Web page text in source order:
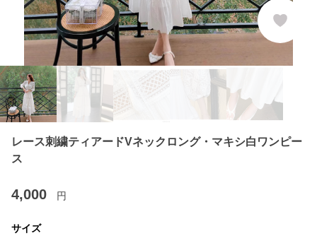
レース刺繍ティアードVネックロング・マキシ白ワンピー
ス
4,000 円
サイズ